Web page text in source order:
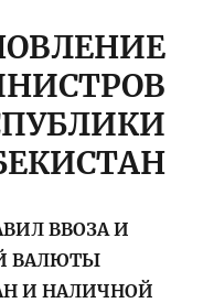
ВВОЗА И
ВАЛЮТЫ
И НАЛИЧНОЙ